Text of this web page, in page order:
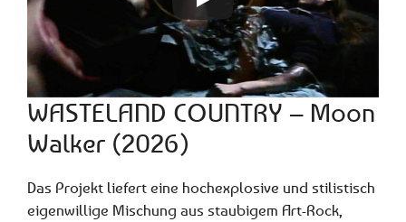
WASTELAND COUNTRY – Moon
Walker (2026)
Das Projekt liefert eine hochexplosive und stilistisch
eigenwillige Mischung aus staubigem Art-Rock,